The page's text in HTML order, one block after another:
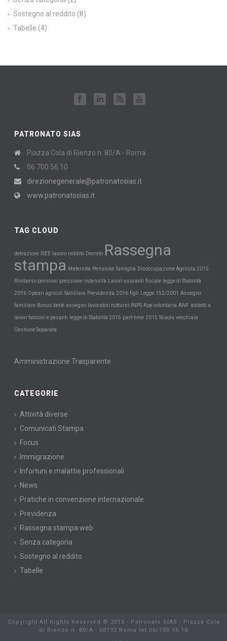
Sostegno al reddito (8)
Tabelle (4)
PATRONATO SIAS
Piazza Cola di Rienzo n. 80/A - Roma
06 700.56.10
direzionegenerale@patronatosias.it
www.patronatosias.it
TAG CLOUD
detrazione ISEE lavoro reddito Decreto Rassegna
stampa Maternità Pensione famiglia Disoccupazione Agricola 2015
Rimborso pensioni pressione indennità Lavori usuranti fiscale legge di Stabilità
2016 Opeari agricoli familiare Previdenza 2016 figli Legge 152/2001 Assegno
familiare Bonus bebè assegno lavoratori notturni INPS Ape volontaria ANF addetti a
lavori faticosi e pesanti legge di Stabilità 2015 part-time 2015 Scuola vecchiaia
Gestione Separata
Amministrazione Trasparente
CATEGORIE
Attività diverse
Comunicati Stampa
Focus
Immigrazione
Infortuni e malattie professionali
News
Pratiche in convenzione internazionale
Previdenza
Rassegna stampa web
Senza categoria
Sostegno al reddito
Tabelle
Copyright All Rights Reserved © 2015 - Patronato SIAS - Piazza Cola
di Rienzo n. 80/A - 00192 Roma tel.06/700.56.10